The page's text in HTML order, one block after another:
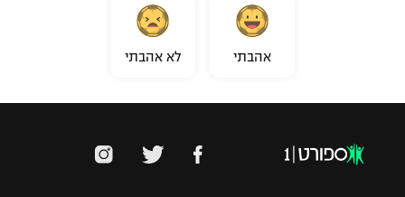
אהבתי לא אהבתי